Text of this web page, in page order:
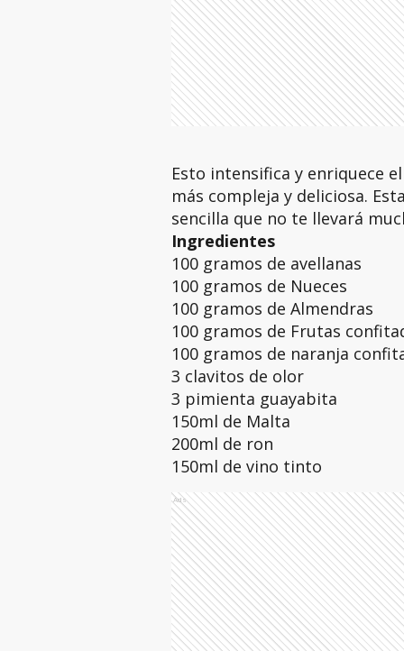
Esto intensifica y enriquece
más compleja y deliciosa.
sencilla que no te llevará
Ingredientes
100 gramos de avellanas
100 gramos de Nueces
100 gramos de Almendras
100 gramos de Frutas
100 gramos de naranja
3 clavitos de olor
3 pimienta guayabita
150ml de Malta
200ml de ron
150ml de vino tinto
Ads